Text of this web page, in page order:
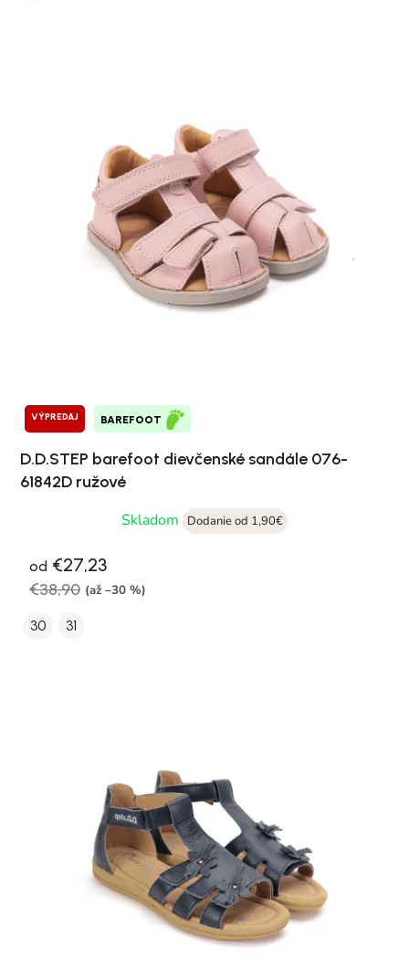
VÝPREDAJ BAREFOOT
D.D.STEP barefoot dievčenské sandále 076-
61842D ružové
Skladom
Dodanie od 1,90€
od €27,23
€38,90 (až –30 %)
30 31